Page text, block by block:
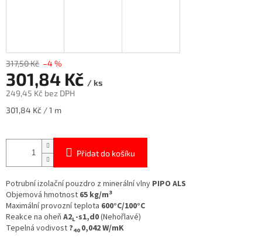
317,50 Kč –4 %
301,84 Kč / ks
249,45 Kč bez DPH
Měrná
301,84 Kč / 1 m
Přidat do košíku
Potrubní izolační pouzdro z minerální vlny PIPO ALS
Objemová hmotnost 65 kg/m3
Maximální provozní teplota 600°C/100°C
Reakce na oheň A2L-s1,d0(Nehořlavé)
Tepelná vodivost ?40 0,042 W/mK